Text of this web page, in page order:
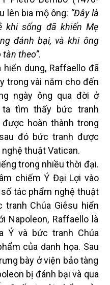
lên bia mộ ông: “Đây là
khi sống đã khiến Mẹ
đánh bại, và khi ông
tàn theo”.
dung, Raffaello đã
trong vài năm cho đến
ngày ông qua đời ở
ta tìm thấy bức tranh
hoàn thành trong
đó bức tranh được
thuật Vatican.
trong nhiều thời đại.
chiếm Ý Đại Lợi vào
tác phẩm nghệ thuật
Chúa Giêsu hiển
Napoleon, Raffaello là
Ý và bức tranh Chúa
của danh họa. Sau
bày ở viện bảo tàng
bị đánh bại và qua